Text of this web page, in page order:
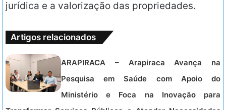
jurídica e a valorização das propriedades.
Artigos relacionados
ARAPIRACA – Arapiraca Avança na
Pesquisa em Saúde com Apoio do
Ministério e Foca na Inovação para